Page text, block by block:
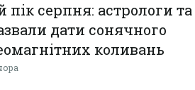
серпня: астрологи та
дати сонячного
коливань